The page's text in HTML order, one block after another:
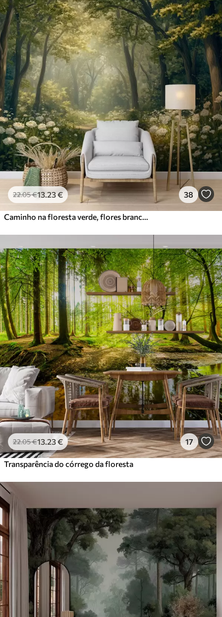
22.05€13.23€ 38
Caminho na floresta verde, flores brancas, luz do sol, desenho em acrílico
22.05€13.23€ 17
Transparência do córrego da floresta